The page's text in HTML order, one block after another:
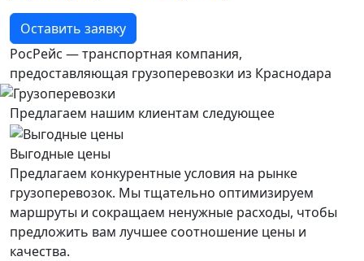
Оставить заявку
РосРейс — транспортная компания,
предоставляющая грузоперевозки из Краснодара
Предлагаем нашим клиентам следующее
Выгодные цены
Предлагаем конкурентные условия на рынке
грузоперевозок. Мы тщательно оптимизируем
маршруты и сокращаем ненужные расходы, чтобы
предложить вам лучшее соотношение цены и
качества.